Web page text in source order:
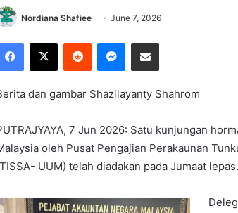
Nordiana Shafiee June 7, 2026
dan gambar Shazilayanty Shahrom
7 Jun 2026: Satu kunjungan
oleh Pusat Pengajian Perakaunan
UUM) telah diadakan pada Jumaat lepas.